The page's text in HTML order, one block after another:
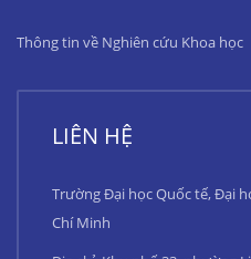
Thông tin về Nghiên cứu Khoa học
LIÊN HỆ
Trường Đại học Quốc tế, Đại
Chí Minh